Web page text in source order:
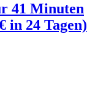
41 Minuten
in 24 Tagen)